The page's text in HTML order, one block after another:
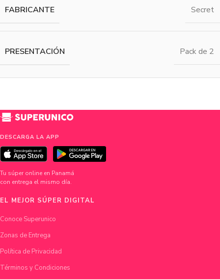
FABRICANTE Secret
PRESENTACIÓN Pack de 2
DESCARGA LA APP
Tu súper online en Panamá
con entrega el mismo día.
EL MEJOR SÚPER DIGITAL
Conoce Superunico
Zonas de Entrega
Política de Privacidad
Términos y Condiciones